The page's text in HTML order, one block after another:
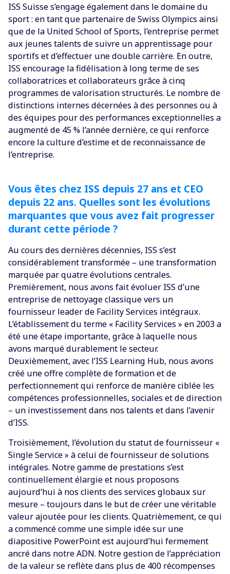
ISS Suisse s’engage également dans le domaine du
sport : en tant que partenaire de Swiss Olympics ainsi
que de la United School of Sports, l’entreprise permet
aux jeunes talents de suivre un apprentissage pour
sportifs et d’effectuer une double carrière. En outre,
ISS encourage la fidélisation à long terme de ses
collaboratrices et collaborateurs grâce à cinq
programmes de valorisation structurés. Le nombre de
distinctions internes décernées à des personnes ou à
des équipes pour des performances exceptionnelles a
augmenté de 45 % l’année dernière, ce qui renforce
encore la culture d’estime et de reconnaissance de
l’entreprise.
Vous êtes chez ISS depuis 27 ans et CEO
depuis 22 ans. Quelles sont les évolutions
marquantes que vous avez fait progresser
durant cette période ?
Au cours des dernières décennies, ISS s’est
considérablement transformée – une transformation
marquée par quatre évolutions centrales.
Premièrement, nous avons fait évoluer ISS d’une
entreprise de nettoyage classique vers un
fournisseur leader de Facility Services intégraux.
L’établissement du terme « Facility Services » en 2003 a
été une étape importante, grâce à laquelle nous
avons marqué durablement le secteur.
Deuxièmement, avec l’ISS Learning Hub, nous avons
créé une offre complète de formation et de
perfectionnement qui renforce de manière ciblée les
compétences professionnelles, sociales et de direction
– un investissement dans nos talents et dans l’avenir
d’ISS.
Troisièmement, l’évolution du statut de fournisseur «
Single Service » à celui de fournisseur de solutions
intégrales. Notre gamme de prestations s’est
continuellement élargie et nous proposons
aujourd’hui à nos clients des services globaux sur
mesure – toujours dans le but de créer une véritable
valeur ajoutée pour les clients. Quatrièmement, ce qui
a commencé comme une simple idée sur une
diapositive PowerPoint est aujourd’hui fermement
ancré dans notre ADN. Notre gestion de l’appréciation
de la valeur se reflète dans plus de 400 récompenses